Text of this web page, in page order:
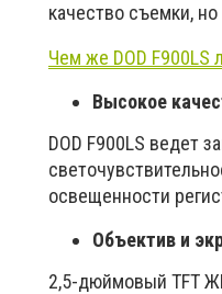
качество съемки,
Чем же DOD F900LS
Высокое
DOD F900LS ведет
освещенности
Объектив и
2,5-дюймовый TFT